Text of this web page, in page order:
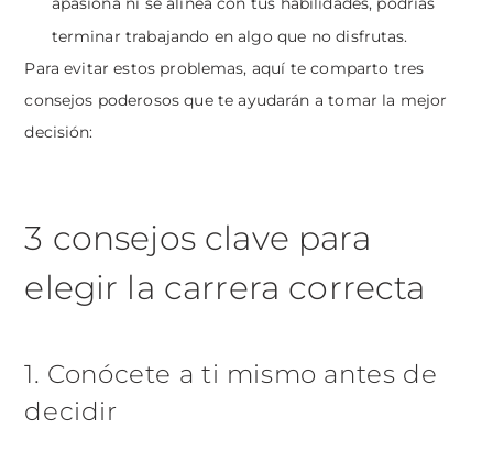
apasiona ni se alinea con tus habilidades, podrías
terminar trabajando en algo que no disfrutas.
Para evitar estos problemas, aquí te comparto tres
consejos poderosos que te ayudarán a tomar la mejor
decisión:
3 consejos clave para
elegir la carrera correcta
1. Conócete a ti mismo antes de
decidir